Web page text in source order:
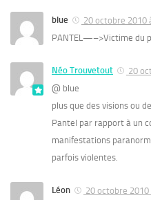
blue
20 octobre 2010
PANTEL—–>Victime du
Néo Trouvetout
20
@ blue
plus que des visions ou
Pantel par rapport à un
manifestations
parfois violentes.
Léon
20 octobre 2010